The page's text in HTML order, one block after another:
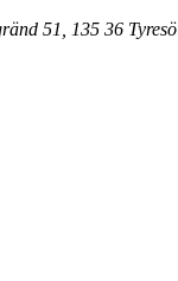
51, 135 36 Tyresö